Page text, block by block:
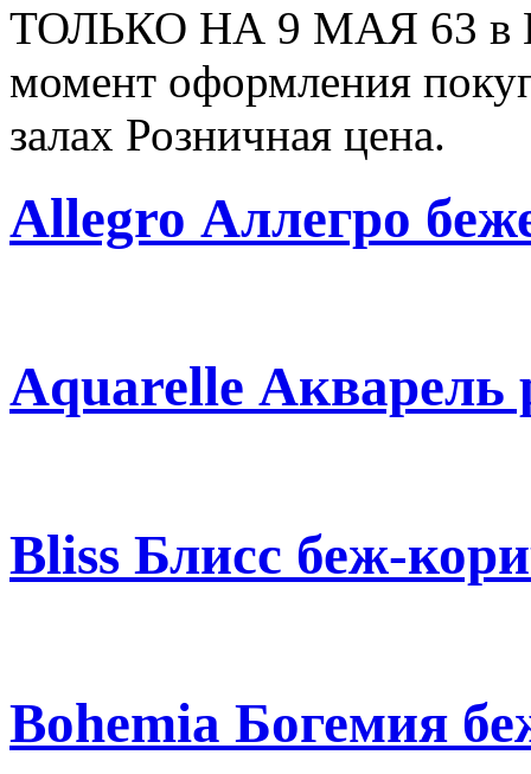
ТОЛЬКО НА 9 МАЯ 63 в
момент оформления
залах Розничная цена.
Allegro Аллегро
Aquarelle Акварель
Bliss Блисс беж-
Bohemia Богемия